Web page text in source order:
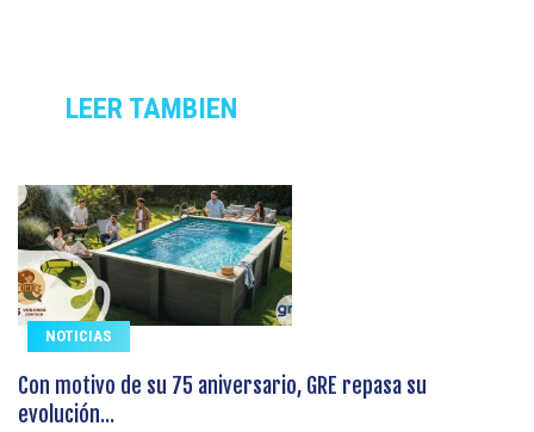
LEER TAMBIEN
NOTICIAS
Con motivo de su 75 aniversario, GRE repasa su
evolución...